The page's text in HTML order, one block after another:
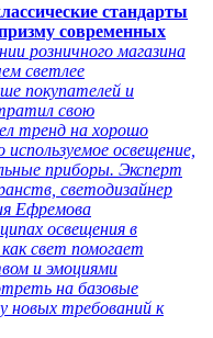
стандарты
современных
розничного магазина
светлее
покупателей и
свою
тренд на хорошо
освещение,
приборы. Эксперт
светодизайнер
Ефремова
освещения в
свет помогает
и эмоциями
на базовые
новых требований к